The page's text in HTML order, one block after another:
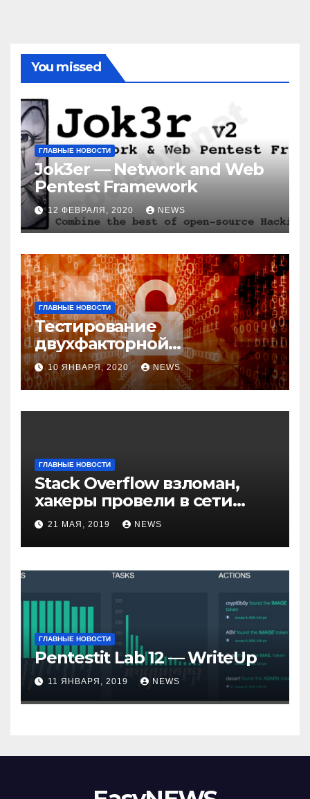
You missed
ГЛАВНЫЕ НОВОСТИ
Jok3er — Network and Web
Pentest Framework
12 ФЕВРАЛЯ, 2020 NEWS
ГЛАВНЫЕ НОВОСТИ
Тестирование
двухфакторной
аутентификации и
возможные варианты
обхода
10 ЯНВАРЯ, 2020 NEWS
ГЛАВНЫЕ НОВОСТИ
Stack Overflow взломан,
хакеры провели в сети
компании неделю
21 МАЯ, 2019 NEWS
ГЛАВНЫЕ НОВОСТИ
Pentestit Lab 12 — WriteUp
11 ЯНВАРЯ, 2019 NEWS